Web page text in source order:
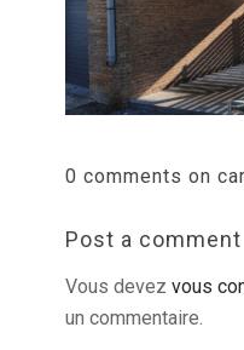
0 comments on
Post a comment
Vous devez vous
un commentaire.